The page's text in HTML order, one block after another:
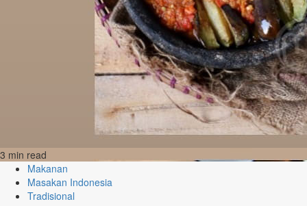
3 min read
Makanan
Masakan Indonesia
Tradisional